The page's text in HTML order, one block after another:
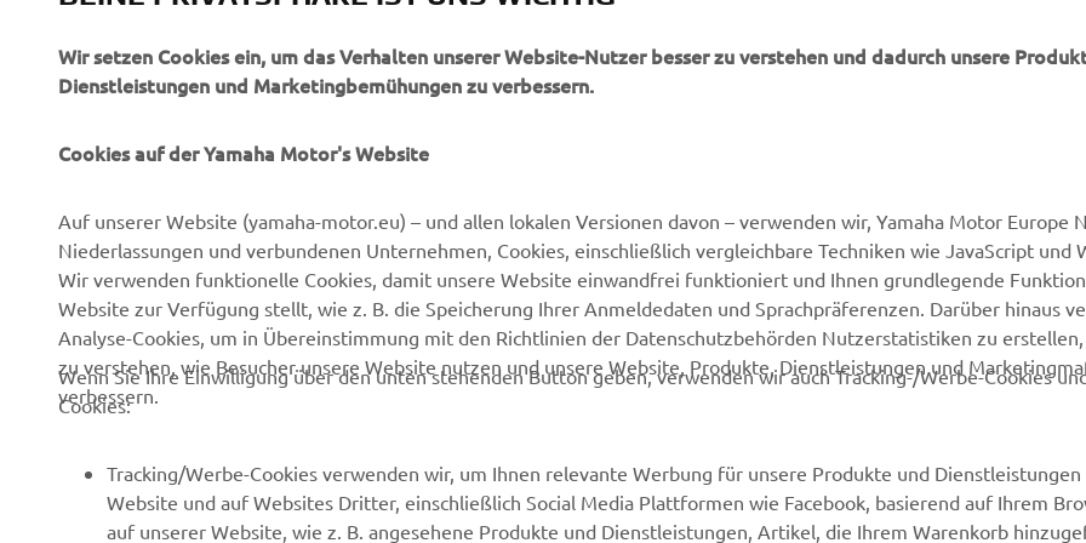
UNTERNEHMEN
Über uns
News
Veranstaltungen
Presse
Kataloge
Händler werden
Grundlegende
B2B
eBike Antriebe
Behörden
Golfplätze
Rettungsdienste
Partnerschaften
Technische Informationen
MyYamaha
Yamaha Music
Yamaha Racing
Yamaha Motor Global
Webshop Support
Ersatzteilkatalog
Buche Deinen
Wartungstermin
Impressum
Entsorgung von
Altbatterien
Wir setzen Cookies ein, um das Verhalten unserer Website-Nutzer besser zu verstehen und dadurch unsere
Dienstleistungen und Marketingbemühungen zu verbessern.
Cookies auf der Yamaha Motor's Website
Auf unserer Website (yamaha-motor.eu) – und allen lokalen Versionen davon – verwenden wir, Yamaha Motor Europe
Niederlassungen und verbundenen Unternehmen, Cookies, einschließlich vergleichbare Techniken wie JavaScript und
Wir verwenden funktionelle Cookies, damit unsere Website einwandfrei funktioniert und Ihnen grundlegende
Website zur Verfügung stellt, wie z. B. die Speicherung Ihrer Anmeldedaten und Sprachpräferenzen. Darüber hinaus
Analyse-Cookies, um in Übereinstimmung mit den Richtlinien der Datenschutzbehörden Nutzerstatistiken zu
zu verstehen, wie Besucher unsere Website nutzen und unsere Website, Produkte, Dienstleistungen und
verbessern.
Wenn Sie Ihre Einwilligung über den unten stehenden Button geben, verwenden wir auch Tracking-/Werbe-Cookies
Cookies:
Tracking/Werbe-Cookies verwenden wir, um Ihnen relevante Werbung für unsere Produkte und
Website und auf Websites Dritter, einschließlich Social Media Plattformen wie Facebook, basierend auf Ihrem
auf unserer Website, wie z. B. angesehene Produkte und Dienstleistungen, Artikel, die Ihrem Warenkorb